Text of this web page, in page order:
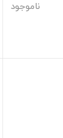
ناموجود